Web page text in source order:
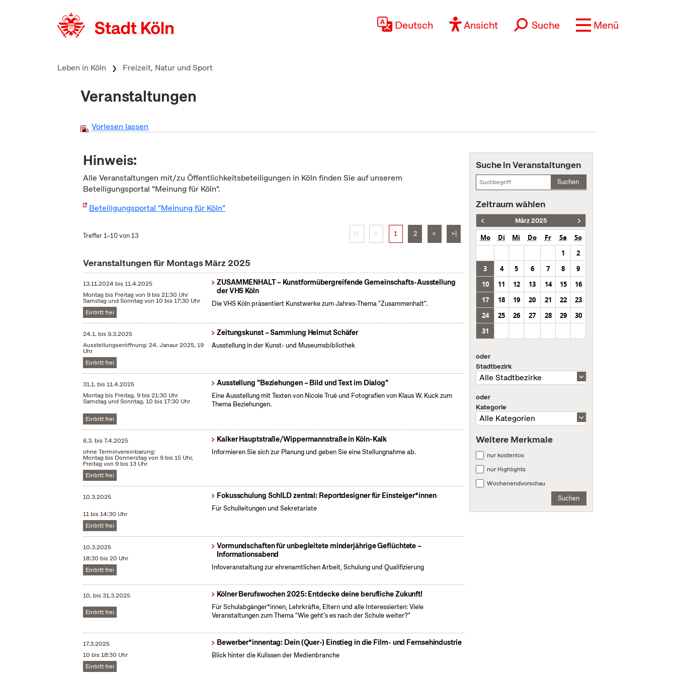
Deutsch Ansicht Suche Menü
Leben in Köln Freizeit, Natur und Sport
Veranstaltungen
Vorlesen lassen
Hinweis:
Alle Veranstaltungen mit/zu Öffentlichkeitsbeteiligungen in Köln finden Sie auf unserem
Beteiligungsportal "Meinung für Köln".
Beteiligungsportal "Meinung für Köln"
Treffer 1–10 von 13 |< < 1 2 > >|
Veranstaltungen für Montags März 2025
13.11.2024 bis11.4.2025
Montag bis Freitag von 9 bis 21:30 Uhr
Samstag und Sonntag von 10 bis 17:30 Uhr
Eintritt frei
ZUSAMMENHALT – Kunstformübergreifende Gemeinschafts-Ausstellung
der VHS Köln
Die VHS Köln präsentiert Kunstwerke zum Jahres-Thema "Zusammenhalt".
24.1. bis9.3.2025
Ausstellungseröffnung: 24. Janaur 2025, 19
Uhr
Eintritt frei
Zeitungskunst – Sammlung Helmut Schäfer
Ausstellung in der Kunst- und Museumsbibliothek
31.1. bis11.4.2025
Montag bis Freitag, 9 bis 21:30 Uhr
Samstag und Sonntag, 10 bis 17:30 Uhr
Eintritt frei
Ausstellung "Beziehungen – Bild und Text im Dialog"
Eine Ausstellung mit Texten von Nicole Truè und Fotografien von Klaus W. Kuck zum
Thema Beziehungen.
6.3. bis7.4.2025
ohne Terminvereinbarung:
Montag bis Donnerstag von 9 bis 15 Uhr,
Freitag von 9 bis 13 Uhr
Eintritt frei
Kalker Hauptstraße/Wippermannstraße in Köln-Kalk
Informieren Sie sich zur Planung und geben Sie eine Stellungnahme ab.
10.3.2025
11 bis 14:30 Uhr
Eintritt frei
Fokusschulung SchILD zentral: Reportdesigner für Einsteiger*innen
Für Schulleitungen und Sekretariate
10.3.2025
18:30 bis 20 Uhr
Eintritt frei
Vormundschaften für unbegleitete minderjährige Geflüchtete –
Informationsabend
Infoveranstaltung zur ehrenamtlichen Arbeit, Schulung und Qualifizierung
10. bis31.3.2025
Eintritt frei
Kölner Berufswochen 2025: Entdecke deine berufliche Zukunft!
Für Schulabgänger*innen, Lehrkräfte, Eltern und alle Interessierten: Viele
Veranstaltungen zum Thema "Wie geht's es nach der Schule weiter?"
17.3.2025
10 bis 18:30 Uhr
Eintritt frei
Bewerber*innentag: Dein (Quer-) Einstieg in die Film- und Fernsehindustrie
Blick hinter die Kulissen der Medienbranche
Suche in Veranstaltungen
Suchen
Zeitraum wählen
März 2025
Mo Di Mi Do Fr Sa
So
1
2
3
4 5 6 7 8
9
10
11 12 13 14 15
16
17
18 19 20 21 22
23
24
25 26 27 28 29
30
31
oder
Stadtbezirk
oder
Kategorie
Weitere Merkmale
nur kostenlos
nur Highlights
Wochenendvorschau
Suchen